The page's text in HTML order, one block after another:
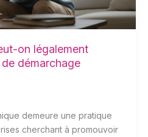
on légalement
démarchage
demeure une pratique
cherchant à promouvoir